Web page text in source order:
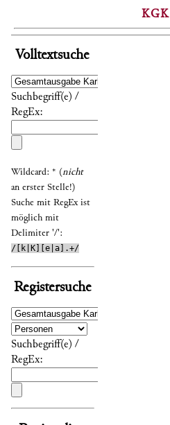
KGK
Volltextsuche
Suchbegriff(e) /
RegEx:
Wildcard: * (nicht
an erster Stelle!)
Suche mit RegEx ist
möglich mit
Delimiter '/':
/[k|K][e|a].+/
Registersuche
Suchbegriff(e) /
RegEx: